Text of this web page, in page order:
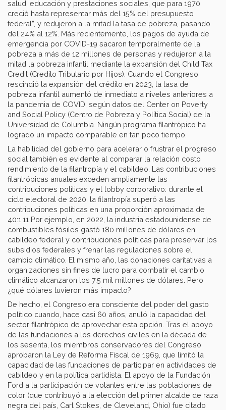
salud, educación y prestaciones sociales, que para 1970
creció hasta representar más del 15% del presupuesto
federal”, y redujeron a la mitad la tasa de pobreza, pasando
del 24% al 12%. Más recientemente, los pagos de ayuda de
emergencia por COVID-19 sacaron temporalmente de la
pobreza a más de 12 millones de personas y redujeron a la
mitad la pobreza infantil mediante la expansión del Child Tax
Credit (Credito Tributario por Hijos). Cuando el Congreso
rescindió la expansión del crédito en 2023, la tasa de
pobreza infantil aumentó de inmediato a niveles anteriores a
la pandemia de COVID, según datos del Center on Poverty
and Social Policy (Centro de Pobreza y Política Social) de la
Universidad de Columbia. Ningún programa filantrópico ha
logrado un impacto comparable en tan poco tiempo.
La habilidad del gobierno para acelerar o frustrar el progreso
social también es evidente al comparar la relación costo
rendimiento de la filantropía y el cabildeo. Las contribuciones
filantrópicas anuales exceden ampliamente las
contribuciones políticas y el lobby corporativo: durante el
ciclo electoral de 2020, la filantropía superó a las
contribuciones políticas en una proporción aproximada de
40:1.11 Por ejemplo, en 2022, la industria estadounidense de
combustibles fósiles gastó 180 millones de dólares en
cabildeo federal y contribuciones políticas para preservar los
subsidios federales y frenar las regulaciones sobre el
cambio climático. El mismo año, las donaciones caritativas a
organizaciones sin fines de lucro para combatir el cambio
climático alcanzaron los 7.5 mil millones de dólares. Pero
¿qué dólares tuvieron más impacto?
De hecho, el Congreso era consciente del poder del gasto
político cuando, hace casi 60 años, anuló la capacidad del
sector filantrópico de aprovechar esta opción. Tras el apoyo
de las fundaciones a los derechos civiles en la década de
los sesenta, los miembros conservadores del Congreso
aprobaron la Ley de Reforma Fiscal de 1969, que limitó la
capacidad de las fundaciones de participar en actividades de
cabildeo y en la política partidista. El apoyo de la Fundación
Ford a la participación de votantes entre las poblaciones de
color (que contribuyó a la elección del primer alcalde de raza
negra del país, Carl Stokes, de Cleveland, Ohio) fue citado